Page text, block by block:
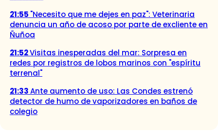
21:55 "Necesito que me dejes en paz": Veterinaria
denuncia un año de acoso por parte de excliente en
Ñuñoa
21:52Visitas inesperadas del mar: Sorpresa en
redes por registros de lobos marinos con "espíritu
terrenal"
21:33Ante aumento de uso: Las Condes estrenó
detector de humo de vaporizadores en baños de
colegio